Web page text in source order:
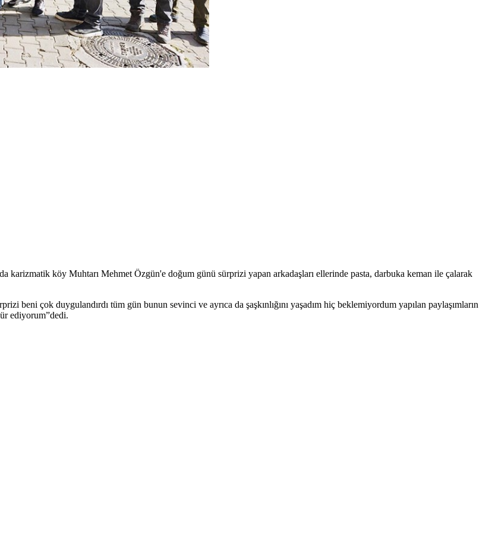
karizmatik köy Muhtarı Mehmet Özgün'e doğum günü sürprizi yapan arkadaşları ellerinde pasta, darbuka keman ile çalarak
beni çok duygulandırdı tüm gün bunun sevinci ve ayrıca da şaşkınlığını yaşadım hiç beklemiyordum yapılan paylaşımların
ediyorum”dedi.